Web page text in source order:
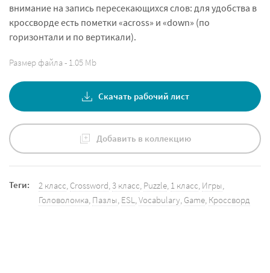
внимание на запись пересекающихся слов: для удобства в
кроссворде есть пометки «аcross» и «down» (по
горизонтали и по вертикали).
Размер файла - 1.05 Mb
Скачать рабочий лист
Добавить в коллекцию
Теги: 2 класс Crossword 3 класс Puzzle 1 класс Игры
Головоломка Пазлы ESL Vocabulary Game Кроссворд